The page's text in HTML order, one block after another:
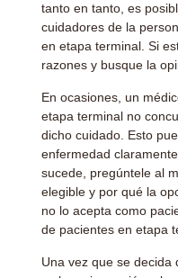
tanto en tanto, es
cuidadores de la
en etapa terminal. Si
razones y busque la
En ocasiones, un
etapa terminal no
dicho cuidado. Esto
enfermedad
sucede, pregúntele al
elegible y por qué la
no lo acepta como
de pacientes en etapa
Una vez que se decida